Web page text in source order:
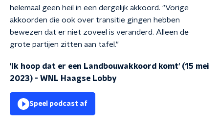
helemaal geen heil in een dergelijk akkoord. "Vorige
akkoorden die ook over transitie gingen hebben
bewezen dat er niet zoveel is veranderd. Alleen de
grote partijen zitten aan tafel."
'Ik hoop dat er een Landbouwakkoord komt' (15 mei
2023) - WNL Haagse Lobby
Speel podcast af